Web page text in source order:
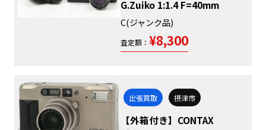
G.Zuiko 1:1.4 F=40mm
C(ジャンク品)
査定額： ¥8,300
出張買取 摂津市
【外箱付き】CONTAX